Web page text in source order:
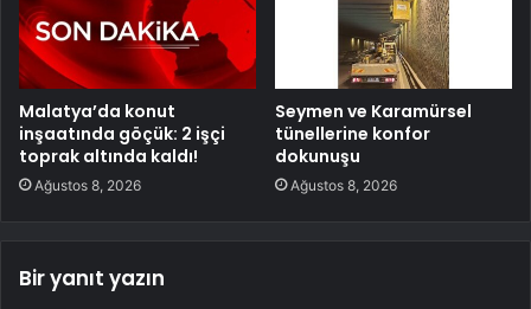
Malatya’da konut
inşaatında göçük: 2 işçi
toprak altında kaldı!
Ağustos 8, 2026
Seymen ve Karamürsel
tünellerine konfor
dokunuşu
Ağustos 8, 2026
Bir yanıt yazın